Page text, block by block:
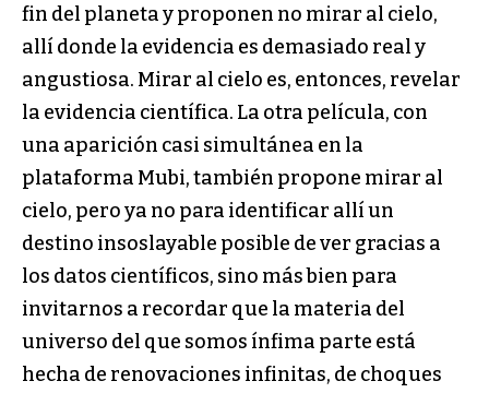
fin del planeta y proponen no mirar al cielo,
allí donde la evidencia es demasiado real y
angustiosa. Mirar al cielo es, entonces, revelar
la evidencia científica. La otra película, con
una aparición casi simultánea en la
plataforma Mubi, también propone mirar al
cielo, pero ya no para identificar allí un
destino insoslayable posible de ver gracias a
los datos científicos, sino más bien para
invitarnos a recordar que la materia del
universo del que somos ínfima parte está
hecha de renovaciones infinitas, de choques